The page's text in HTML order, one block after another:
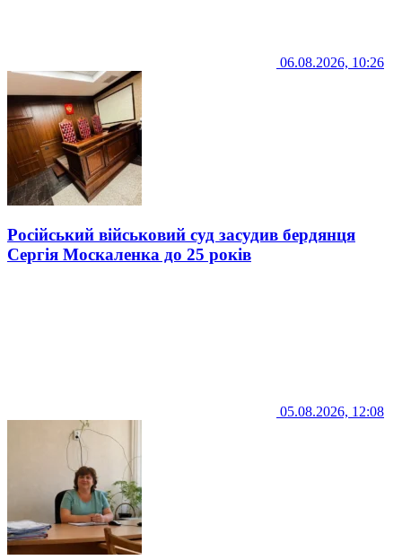
06.08.2026, 10:26
Російський військовий суд засудив бердянця
Сергія Москаленка до 25 років
05.08.2026, 12:08